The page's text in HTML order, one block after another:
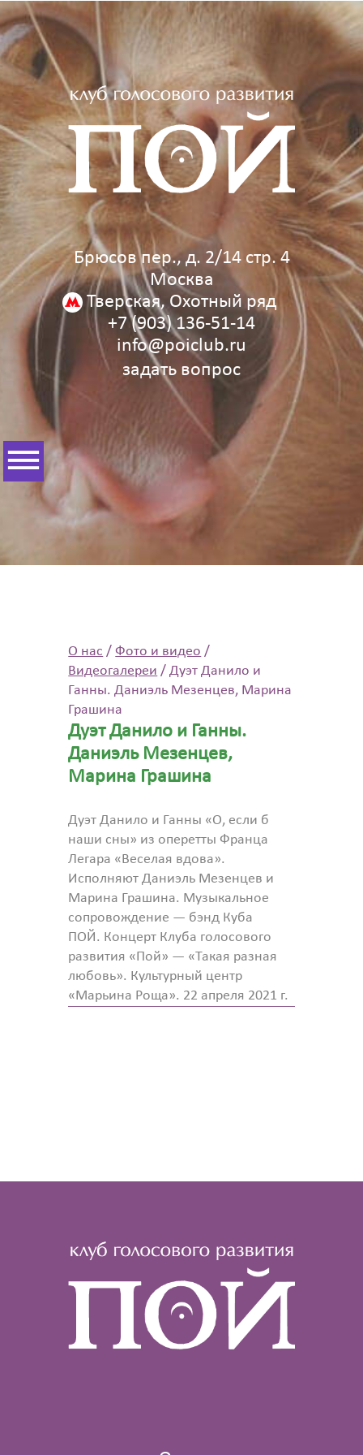
Брюсов пер., д. 2/14 стр. 4
Москва
Тверская, Охотный ряд
+7 (903) 136‑51‑14
info@poiclub.ru
задать вопрос
О нас /Фото и видео /
Видеогалереи /Дуэт Данило и
Ганны. Даниэль Мезенцев, Марина
Грашина
Дуэт Данило и Ганны.
Даниэль Мезенцев,
Марина Грашина
Дуэт Данило и Ганны «О, если б
наши сны» из оперетты Франца
Легара «Веселая вдова».
Исполняют Даниэль Мезенцев и
Марина Грашина. Музыкальное
сопровождение — бэнд Куба
ПОЙ. Концерт Клуба голосового
развития «Пой» — «Такая разная
любовь». Культурный центр
«Марьина Роща». 22 апреля 2021 г.